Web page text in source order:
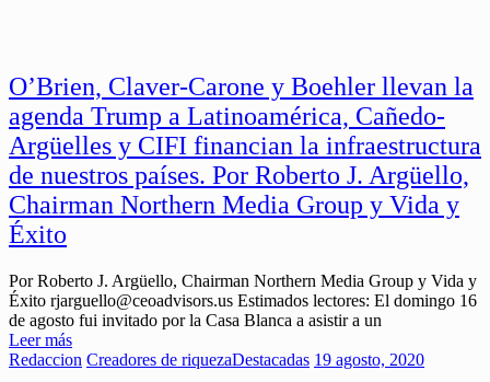
O’Brien, Claver-Carone y Boehler llevan la
agenda Trump a Latinoamérica, Cañedo-
Argüelles y CIFI financian la infraestructura
de nuestros países. Por Roberto J. Argüello,
Chairman Northern Media Group y Vida y
Éxito
Por Roberto J. Argüello, Chairman Northern Media Group y Vida y
Éxito rjarguello@ceoadvisors.us Estimados lectores: El domingo 16
de agosto fui invitado por la Casa Blanca a asistir a un
Leer más
Redaccion Creadores de riquezaDestacadas 19 agosto, 2020